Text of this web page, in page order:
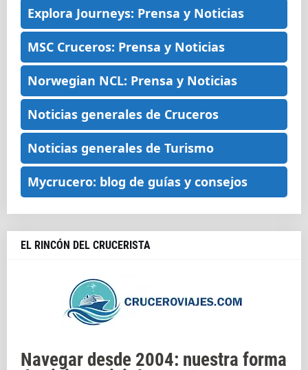
Explora Journeys: Prensa y Noticias
MSC Cruceros: Prensa y Noticias
Norwegian NCL: Prensa y Noticias
Noticias generales de Cruceros
Noticias generales de Turismo
Mycrucero: blog de guías y consejos
EL RINCÓN DEL CRUCERISTA
Navegar desde 2004: nuestra forma